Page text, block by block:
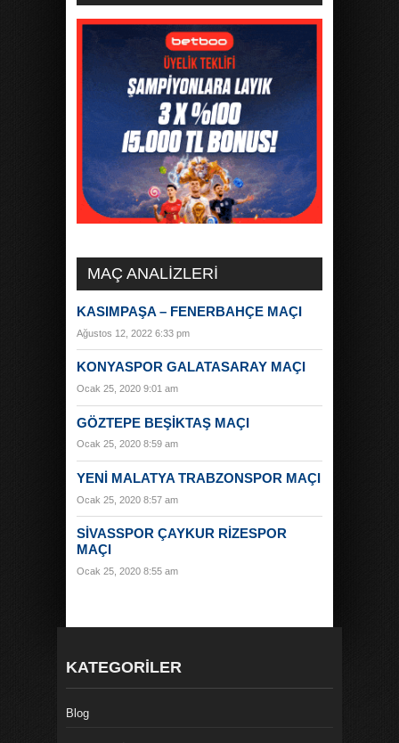
MAÇ ANALIZLERI
KASIMPAŞA – FENERBAHÇE MAÇI
Ağustos 12, 2022 6:33 pm
KONYASPOR GALATASARAY MAÇI
Ocak 25, 2020 9:01 am
GÖZTEPE BEŞIKTAŞ MAÇI
Ocak 25, 2020 8:59 am
YENI MALATYA TRABZONSPOR MAÇI
Ocak 25, 2020 8:57 am
SIVASSPOR ÇAYKUR RIZESPOR
MAÇI
Ocak 25, 2020 8:55 am
KATEGORILER
Blog